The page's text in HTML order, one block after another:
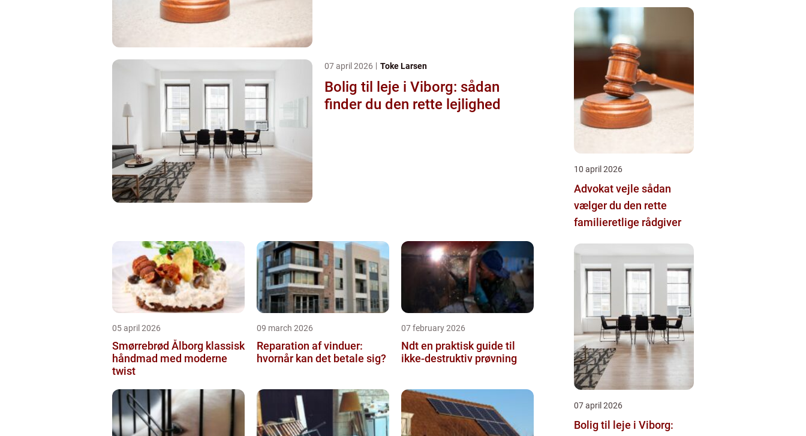
07 april 2026 Toke Larsen
Bolig til leje i Viborg: sådan
finder du den rette lejlighed
05 april 2026
Smørrebrød Ålborg klassisk
håndmad med moderne
twist
09 march 2026
Reparation af vinduer:
hvornår kan det betale sig?
07 february 2026
Ndt en praktisk guide til
ikke-destruktiv prøvning
10 april 2026
Advokat vejle sådan
vælger du den rette
familieretlige rådgiver
07 april 2026
Bolig til leje i Viborg: